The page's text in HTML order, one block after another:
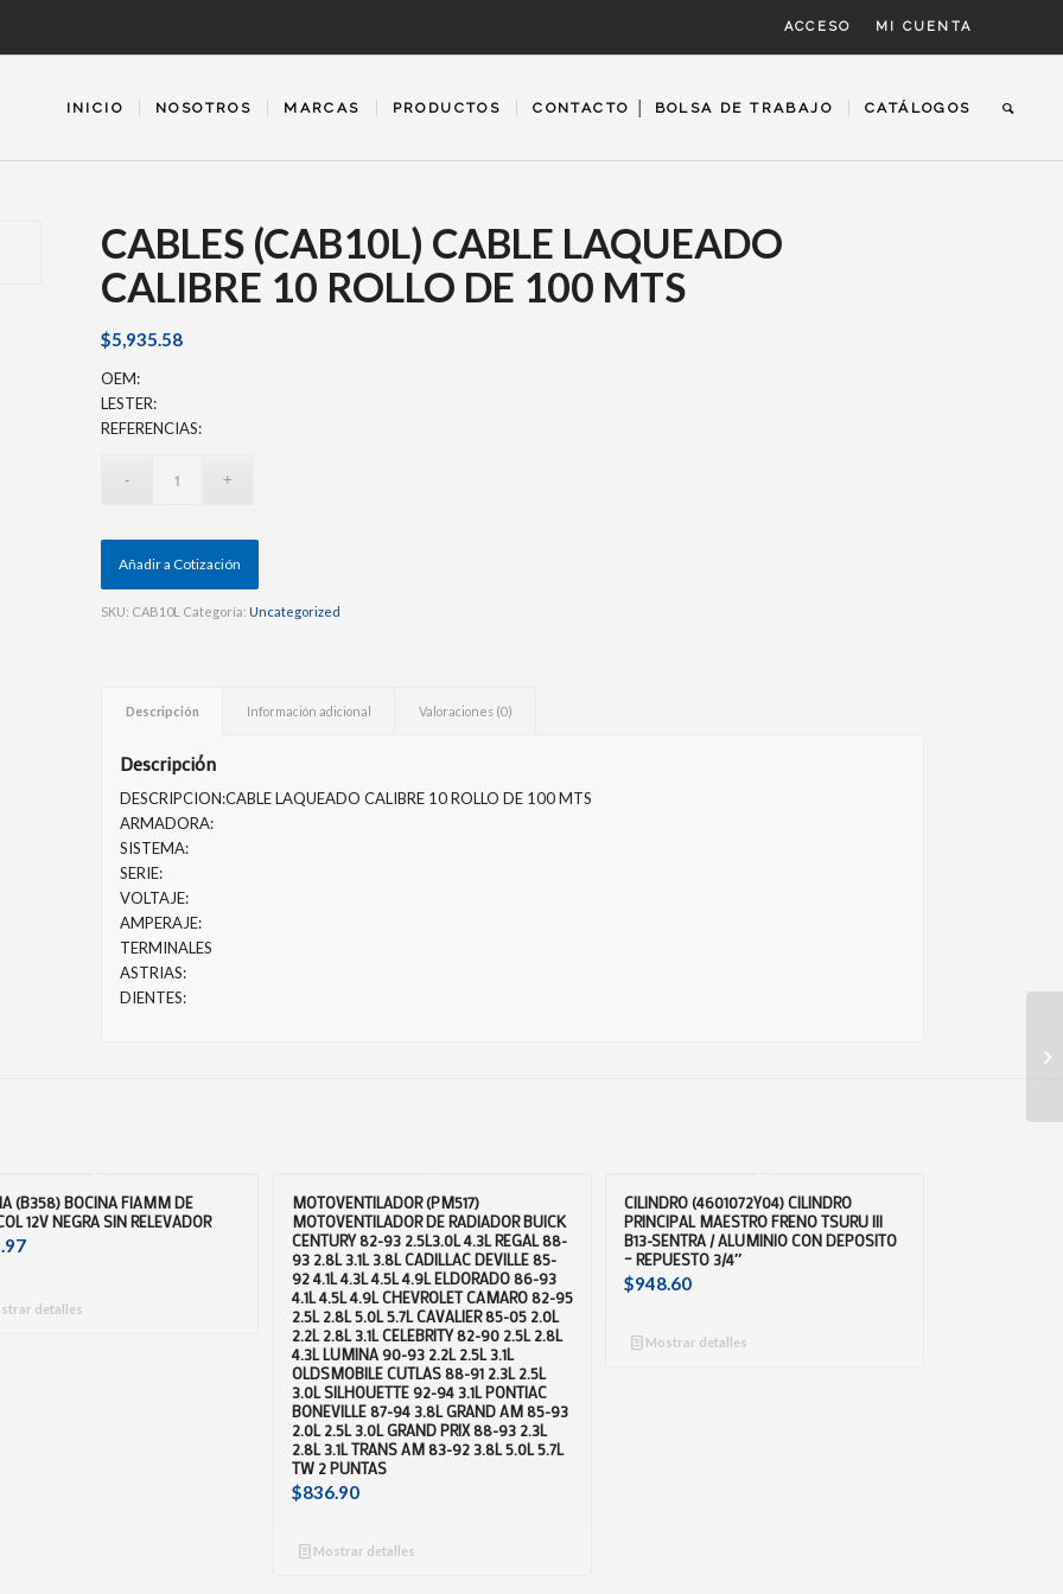
ACCESO MI CUENTA
INICIO NOSOTROS MARCAS PRODUCTOS CONTACTO │ BOLSA DE TRABAJO CATÁLOGOS
CABLES (CAB10L) CABLE LAQUEADO
CALIBRE 10 ROLLO DE 100 MTS
$5,935.58
OEM:
LESTER:
REFERENCIAS:
Añadir a Cotización
SKU: CAB10L Categoría: Uncategorized
Descripción Información adicional Valoraciones (0)
Descripción
DESCRIPCION:CABLE LAQUEADO CALIBRE 10 ROLLO DE 100 MTS
ARMADORA:
SISTEMA:
SERIE:
VOLTAJE:
AMPERAJE:
TERMINALES
ASTRIAS:
DIENTES:
(B358) BOCINA FIAMM DE
12V NEGRA SIN RELEVADOR
detalles
MOTOVENTILADOR (PM517)
MOTOVENTILADOR DE RADIADOR BUICK
CENTURY 82-93 2.5L3.0L 4.3L REGAL 88-
93 2.8L 3.1L 3.8L CADILLAC DEVILLE 85-
92 4.1L 4.3L 4.5L 4.9L ELDORADO 86-93
4.1L 4.5L 4.9L CHEVROLET CAMARO 82-95
2.5L 2.8L 5.0L 5.7L CAVALIER 85-05 2.0L
2.2L 2.8L 3.1L CELEBRITY 82-90 2.5L 2.8L
4.3L LUMINA 90-93 2.2L 2.5L 3.1L
OLDSMOBILE CUTLAS 88-91 2.3L 2.5L
3.0L SILHOUETTE 92-94 3.1L PONTIAC
BONEVILLE 87-94 3.8L GRAND AM 85-93
2.0L 2.5L 3.0L GRAND PRIX 88-93 2.3L
2.8L 3.1L TRANS AM 83-92 3.8L 5.0L 5.7L
TW 2 PUNTAS
$836.90
Mostrar detalles
CILINDRO (4601072Y04) CILINDRO
PRINCIPAL MAESTRO FRENO TSURU III
B13-SENTRA / ALUMINIO CON DEPOSITO
– REPUESTO 3/4″
$948.60
Mostrar detalles